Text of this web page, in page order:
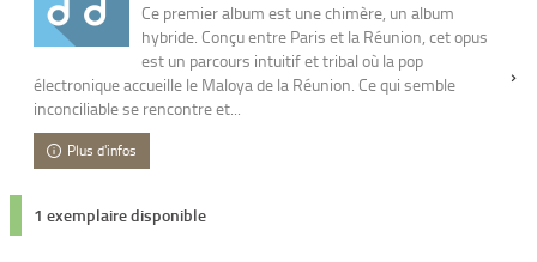
Ce premier album est une chimère, un album
hybride. Conçu entre Paris et la Réunion, cet opus
est un parcours intuitif et tribal où la pop
électronique accueille le Maloya de la Réunion. Ce qui semble
inconciliable se rencontre et...
Plus d'infos
1 exemplaire disponible